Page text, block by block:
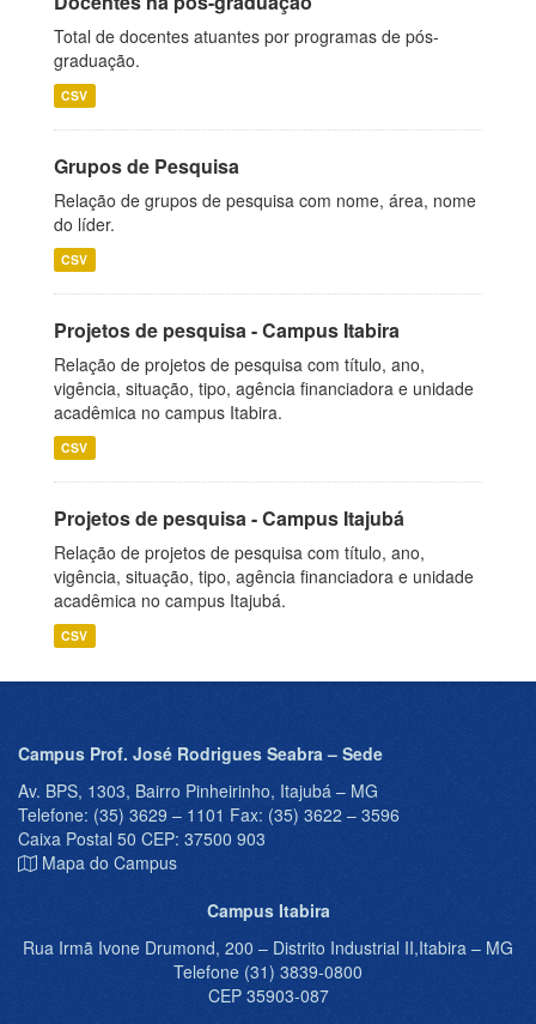
Total de docentes atuantes por programas de pós-
graduação.
CSV
Grupos de Pesquisa
Relação de grupos de pesquisa com nome, área, nome
do líder.
CSV
Projetos de pesquisa - Campus Itabira
Relação de projetos de pesquisa com título, ano,
vigência, situação, tipo, agência financiadora e unidade
acadêmica no campus Itabira.
CSV
Projetos de pesquisa - Campus Itajubá
Relação de projetos de pesquisa com título, ano,
vigência, situação, tipo, agência financiadora e unidade
acadêmica no campus Itajubá.
CSV
Campus Prof. José Rodrigues Seabra – Sede
Av. BPS, 1303, Bairro Pinheirinho, Itajubá – MG
Telefone: (35) 3629 – 1101 Fax: (35) 3622 – 3596
Caixa Postal 50 CEP: 37500 903
Mapa do Campus
Campus Itabira
Rua Irmã Ivone Drumond, 200 – Distrito Industrial II,Itabira – MG
Telefone (31) 3839-0800
CEP 35903-087